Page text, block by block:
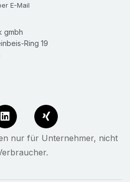
E-Mail
gmbh
Ring 19
nur für Unternehmer, nicht